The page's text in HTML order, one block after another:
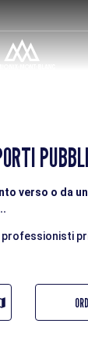
verso o da
professionisti